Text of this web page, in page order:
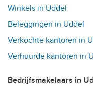
Winkels in Uddel
Beleggingen in Uddel
Verkochte kantoren in
Verhuurde kantoren in
Bedrijfsmakelaars in